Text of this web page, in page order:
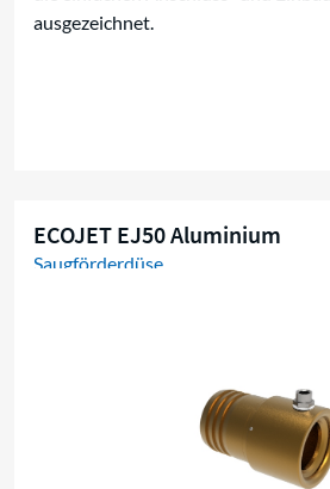
ausgezeichnet.
ECOJET EJ50 Aluminium
Saugförderdüse